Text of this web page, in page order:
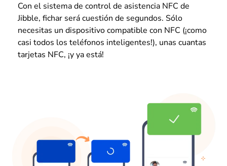
Con el sistema de control de asistencia NFC de
Jibble, fichar será cuestión de segundos. Sólo
necesitas un dispositivo compatible con NFC (¡como
casi todos los teléfonos inteligentes!), unas cuantas
tarjetas NFC, ¡y ya está!